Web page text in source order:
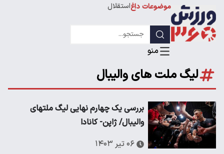
موضوعات داغاستقلال
لیگ ملت های والیبال
بررسی یک چهارم نهایی لیگ ملتهای
والیبال/ ژاپن- کانادا
۰۶ تیر ۱۴۰۳